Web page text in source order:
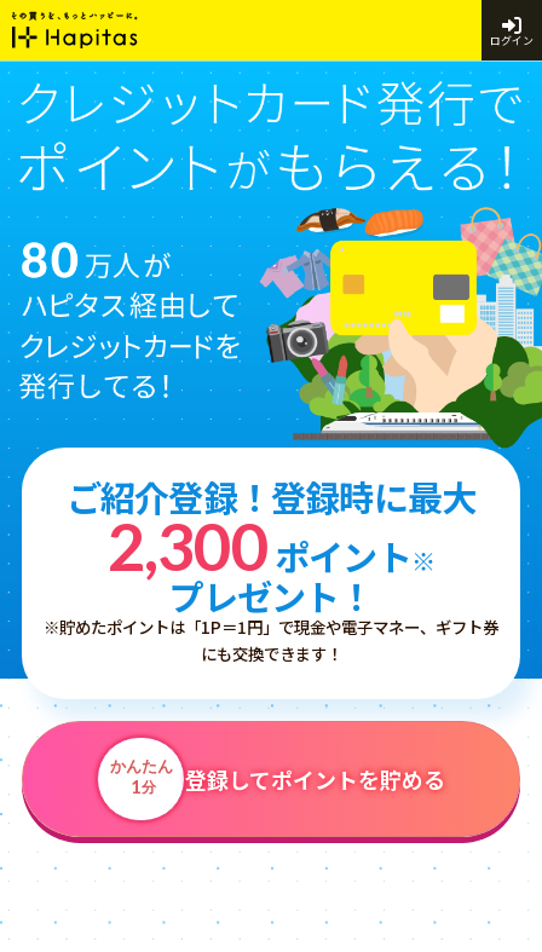
ログイン
ご紹介登録！登録時に最大
2,300ポイント※
プレゼント！
※貯めたポイントは「1P＝1円」で現金や電子マネー、ギフト券
にも交換できます！
かんたん
1分 登録してポイントを貯める